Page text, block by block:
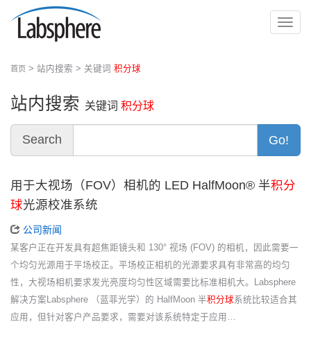
切
首页 > 站内搜索 > 关键词 积分球
站内搜索 关键词 积分球
Search Go!
用于大视场（FOV）相机的 LED HalfMoon® 半积分
球光源校准系统
公司新闻
某客户正在开发具有超焦距镜头和 130° 视场 (FOV) 的相机，因此需要一
个均匀光源用于平场校正。平场校正相机的光源要求具有非常高的均匀
性，大视场相机要求发光亮度均匀性区域需要比标准相机大。Labsphere
解决方案Labsphere （蓝菲光学）的 HalfMoon 半积分球系统比较适合其
应用，但针对客户产品要求，需要对该系统特定于应用…